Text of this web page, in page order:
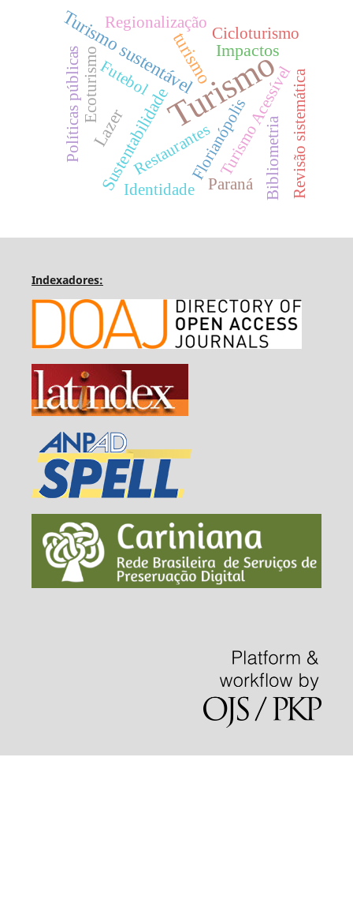
Turismo
Turismo sustentável
turismoImpactos
Lazer
Sustentabilidade
Ecoturismo
Florianópolis
Políticas públicas
Regionalização
Turismo Acessível
Restaurantes
Paraná Bibliometria
Identidade
Futebol Revisão sistemática
Cicloturismo
Indexadores: